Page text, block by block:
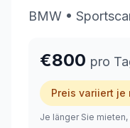
BMW •
€800 pro
Preis variiert je
Je länger Sie